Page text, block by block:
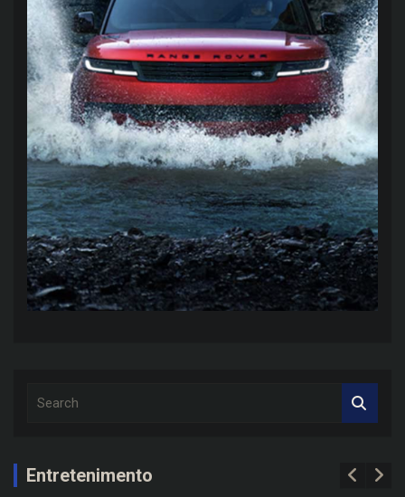
c
h
Entretenimento